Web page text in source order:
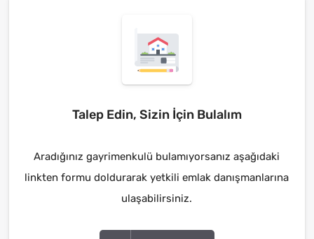
Talep Edin, Sizin İçin Bulalım
Aradığınız gayrimenkulü bulamıyorsanız aşağıdaki
linkten formu doldurarak yetkili emlak danışmanlarına
ulaşabilirsiniz.